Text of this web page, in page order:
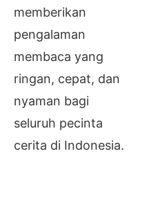
memberikan
pengalaman
membaca yang
ringan, cepat, dan
nyaman bagi
seluruh pecinta
cerita di Indonesia.